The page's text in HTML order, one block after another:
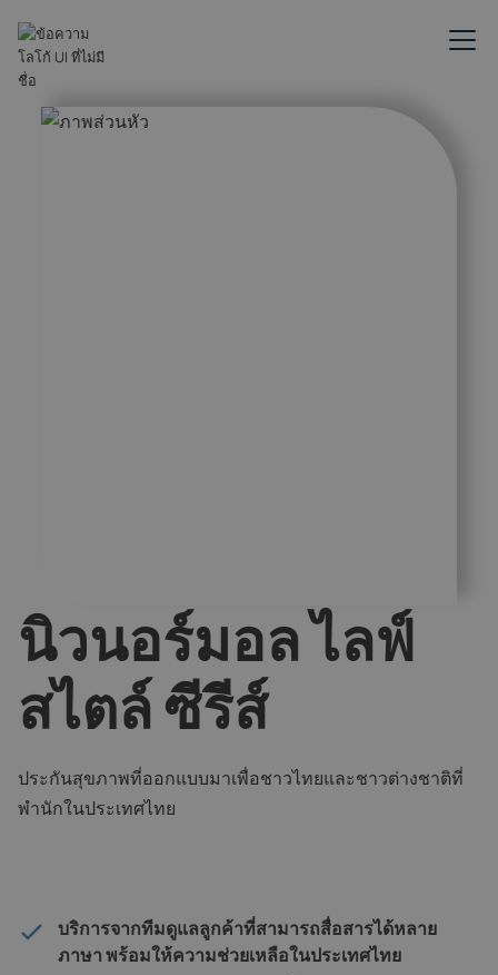
นิวนอร์มอล ไลฟ์
สไตล์ ซีรีส์
ประกันสุขภาพที่ออกแบบมาเพื่อชาวไทยและชาวต่างชาติที่
พำนักในประเทศไทย
บริการจากทีมดูแลลูกค้าที่สามารถสื่อสารได้หลาย
ภาษา พร้อมให้ความช่วยเหลือในประเทศไทย